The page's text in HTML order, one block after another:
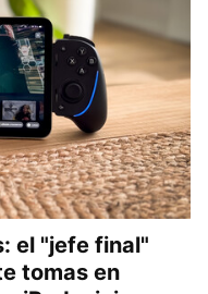
el "jefe final"
tomas en